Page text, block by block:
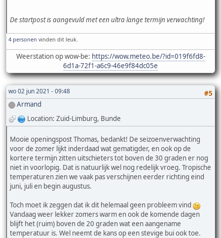
De startpost is aangevuld met een ultra lange termijn verwachting!
4 personen vinden dit leuk.
Weerstation op wow-be: https://wow.meteo.be/?id=019f6fd8-
6d1a-72f1-a6c9-46e9f84dc05e
wo 02 jun 2021 - 09:48
#5
Armand
Location: Zuid-Limburg, Bunde
Mooie openingspost Thomas, bedankt! De seizoenverwachting
voor de zomer lijkt inderdaad wat gematigder, en ook op de
kortere termijn zitten uitschieters tot boven de 30 graden er nog
niet in voorlopig. Dat is natuurlijk wel nog redelijk vroeg. Tropische
temperaturen zien we vaak pas verschijnen eerder richting eind
juni, juli en begin augustus.
Toch moet ik zeggen dat ik dit helemaal geen probleem vind
Vandaag weer lekker zomers warm en ook de komende dagen
blijft het (ruim) boven de 20 graden wat een aangename
temperatuur is. Wel neemt de kans op een stevige bui ook toe.